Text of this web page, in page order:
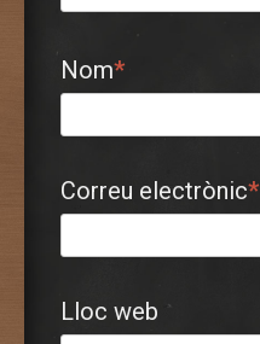
Nom*
Correu electrònic*
Lloc web